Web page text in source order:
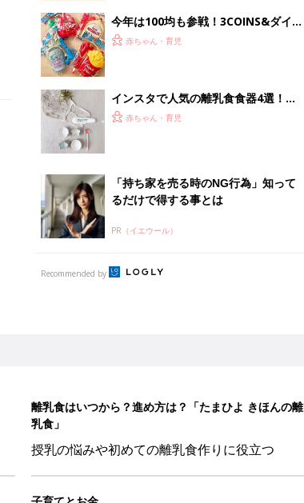
今年は100均も参戦！3COINS&ダイソ
ーのリュック型水鉄砲。連休前に買わ
赤ちゃん・育児
インスタで人気の離乳食食器4選！使
いやすいものからおしゃれなものまで
赤ちゃん・育児
「持ち家を売る時のNG行為」知って
るだけで得する事とは
PR（イエウール）
Recommended by
離乳食はいつから？進め方は？「たまひよ きほんの離
乳食」
授乳の悩みや初めての離乳食作りに役立つ